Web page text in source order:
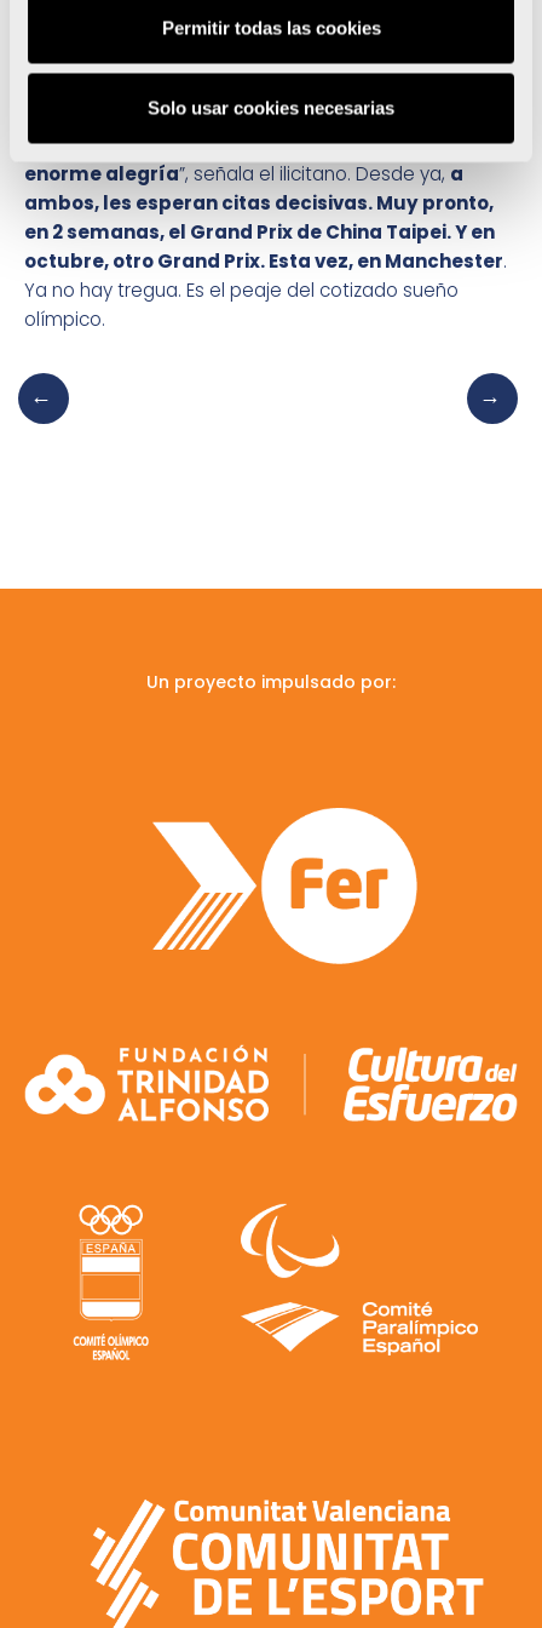
Permitir todas las cookies
Solo usar cookies necesarias
Daniel alberga opciones de clasificarse para los
Juegos Olímpicos de Tokio. En realidad, los dos
nuestras respectivas categorías de peso.
ir yo a Tokio, ojalá vaya Dani. Para mí, sería una
enorme alegría”, señala el ilicitano. Desde ya, a
ambos, les esperan citas decisivas. Muy pronto,
en 2 semanas, el Grand Prix de China Taipei. Y en
octubre, otro Grand Prix. Esta vez, en Manchester.
Ya no hay tregua. Es el peaje del cotizado sueño
olímpico.
Un proyecto impulsado por: